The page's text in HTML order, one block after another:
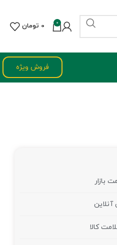
0
0 تومان
فروش ویژه
بازار
آنلاین
کالا